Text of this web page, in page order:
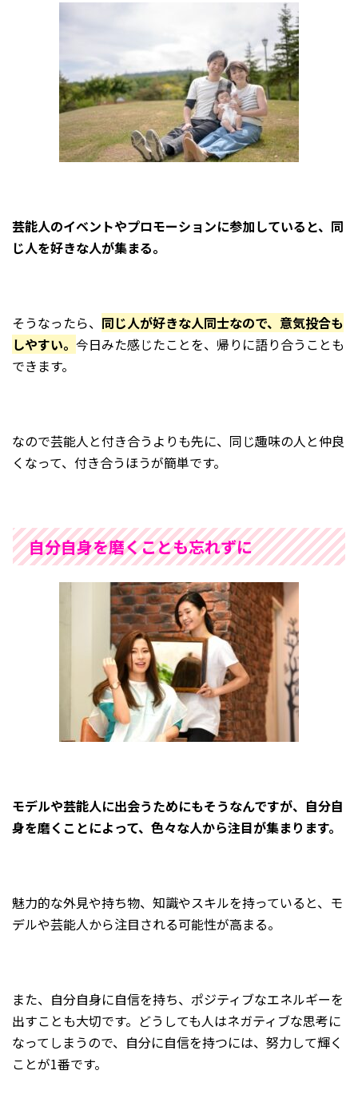
芸能人のイベントやプロモーションに参加していると、同
じ人を好きな人が集まる。
そうなったら、 同じ人が好きな人同士なので、意気投合も
しやすい。 今日みた感じたことを、帰りに語り合うことも
できます。
なので芸能人と付き合うよりも先に、同じ趣味の人と仲良
くなって、付き合うほうが簡単です。
自分自身を磨くことも忘れずに
モデルや芸能人に出会うためにもそうなんですが、自分自
身を磨く ことによって、色々な人から注目が集まります。
魅力的な外見や持ち物、知識やスキルを持っていると、モ
デルや芸能人から注目される可能性が高まる。
また、自分自身に自信を持ち、ポジティブなエネルギーを
出すことも大切です。どうしても人はネガティブな思考に
なってしまうので、自分に自信を持つには、努力して輝く
ことが1番です。